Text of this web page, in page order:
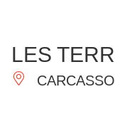
IMPRESCINDIBLES
LES